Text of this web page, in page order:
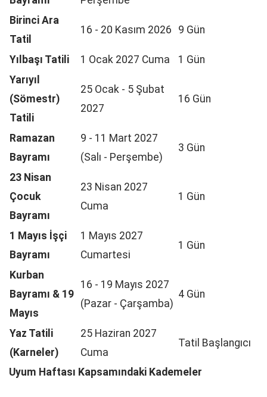
Birinci Ara
Tatil
16 - 20 Kasım 2026 9 Gün
Yılbaşı Tatili 1 Ocak 2027 Cuma
1 Gün
Yarıyıl
(Sömestr)
Tatili
25 Ocak - 5 Şubat
2027
16 Gün
Ramazan
Bayramı
9 - 11 Mart 2027
(Salı - Perşembe)
3 Gün
23 Nisan
Çocuk
Bayramı
23 Nisan 2027
Cuma
1 Gün
1 Mayıs İşçi
Bayramı
1 Mayıs 2027
Cumartesi
1 Gün
Kurban
Bayramı & 19
Mayıs
16 - 19 Mayıs 2027
(Pazar - Çarşamba)
4 Gün
Yaz Tatili
(Karneler)
25 Haziran 2027
Cuma
Tatil Başlangıcı
Uyum Haftası Kapsamındaki Kademeler